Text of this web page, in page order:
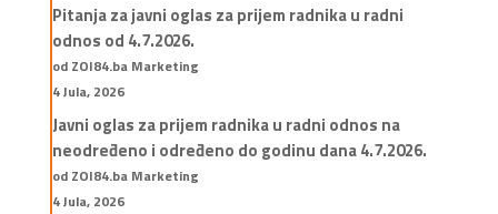
Pitanja za javni oglas za prijem radnika u radni
odnos od 4.7.2026.
od ZOI84.ba Marketing
4 Jula, 2026
Javni oglas za prijem radnika u radni odnos na
neodređeno i određeno do godinu dana 4.7.2026.
od ZOI84.ba Marketing
4 Jula, 2026